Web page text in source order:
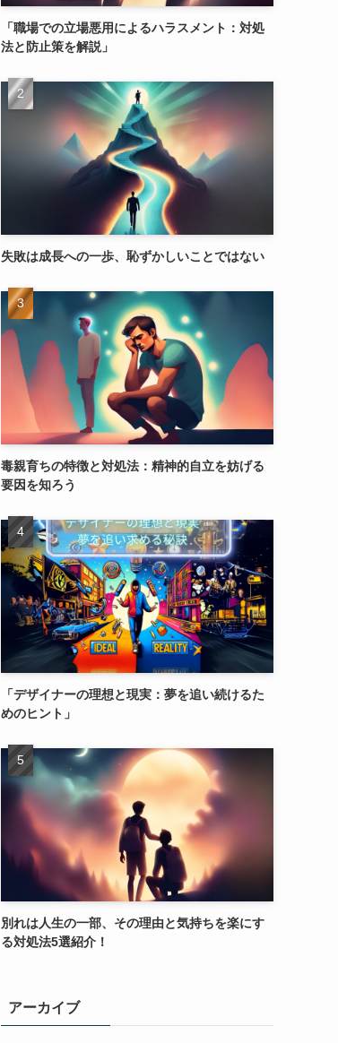
「職場での立場悪用によるハラスメント：対処
法と防止策を解説」
失敗は成長への一歩、恥ずかしいことではない
毒親育ちの特徴と対処法：精神的自立を妨げる
要因を知ろう
「デザイナーの理想と現実：夢を追い続けるた
めのヒント」
別れは人生の一部、その理由と気持ちを楽にす
る対処法5選紹介！
アーカイブ